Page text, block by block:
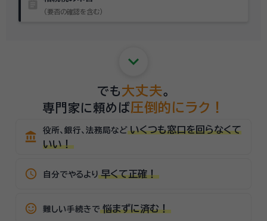
（要否の確認を含む）
keyboard_arrow_down
でも 大丈夫。
専門家に頼めば圧倒的にラク！
account_balance 役所、銀行、法務局など いくつも窓口を回らなくて
いい！
schedule 自分でやるより 早くて正確！
sentiment_satisfied_alt 難しい手続きで 悩まずに済む！